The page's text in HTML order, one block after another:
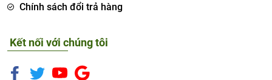
Chính sách đổi trả hàng
Kết nối với chúng tôi